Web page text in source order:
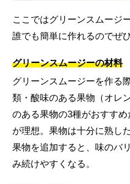
ここではグリーンスムージ
誰でも簡単に作れるのでぜ
グリーンスムージーの材料
グリーンスムージーを作る
類・酸味のある果物（オレ
のある果物の3種がおすす
が理想。果物は十分に熟し
果物を追加すると、味のバ
み続けやすくなる。